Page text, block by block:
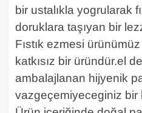
bir ustalıkla yogrularak
doruklara taşıyan bir
Fıstık ezmesi
katkısız bir üründür.el
ambalajlanan hijyenik
vazgeçemiyeceginiz bir